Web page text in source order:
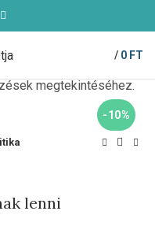
/ 0 FT
-10%
lenni
megtekintéséhez.